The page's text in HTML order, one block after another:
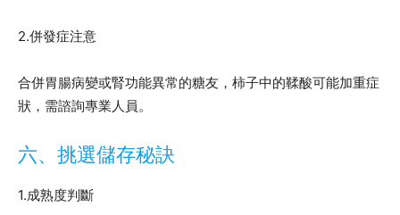
2.併發症注意
合併胃腸病變或腎功能異常的糖友，柿子中的鞣酸可能加重症
狀，需諮詢專業人員。
六、挑選儲存秘訣
1.成熟度判斷